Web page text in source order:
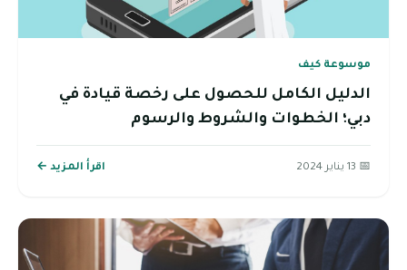
موسوعة كيف
الدليل الكامل للحصول على رخصة قيادة في
دبي؛ الخطوات والشروط والرسوم
📅 13 يناير 2024 اقرأ المزيد ←